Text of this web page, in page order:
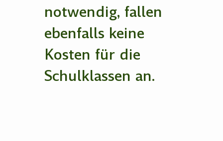
notwendig, fallen
ebenfalls keine
Kosten für die
Schulklassen an.